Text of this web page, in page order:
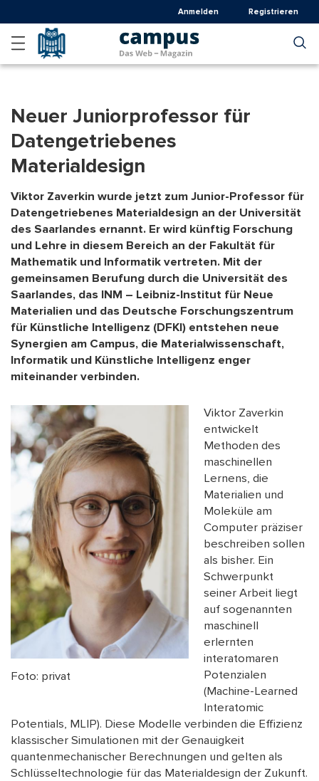
zum
Inhalt
Anmelden Registrieren
Neuer Juniorprofessor für
Datengetriebenes
Materialdesign
Viktor Zaverkin wurde jetzt zum Junior-Professor für
Datengetriebenes Materialdesign an der Universität
des Saarlandes ernannt. Er wird künftig Forschung
und Lehre in diesem Bereich an der Fakultät für
Mathematik und Informatik vertreten. Mit der
gemeinsamen Berufung durch die Universität des
Saarlandes, das INM – Leibniz-Institut für Neue
Materialien und das Deutsche Forschungszentrum
für Künstliche Intelligenz (DFKI) entstehen neue
Synergien am Campus, die Materialwissenschaft,
Informatik und Künstliche Intelligenz enger
miteinander verbinden.
Foto: privat
Viktor Zaverkin
entwickelt
Methoden des
maschinellen
Lernens, die
Materialien und
Moleküle am
Computer präziser
beschreiben sollen
als bisher. Ein
Schwerpunkt
seiner Arbeit liegt
auf sogenannten
maschinell
erlernten
interatomaren
Potenzialen
(Machine-Learned
Interatomic
Potentials, MLIP). Diese Modelle verbinden die Effizienz
klassischer Simulationen mit der Genauigkeit
quantenmechanischer Berechnungen und gelten als
Schlüsseltechnologie für das Materialdesign der Zukunft.